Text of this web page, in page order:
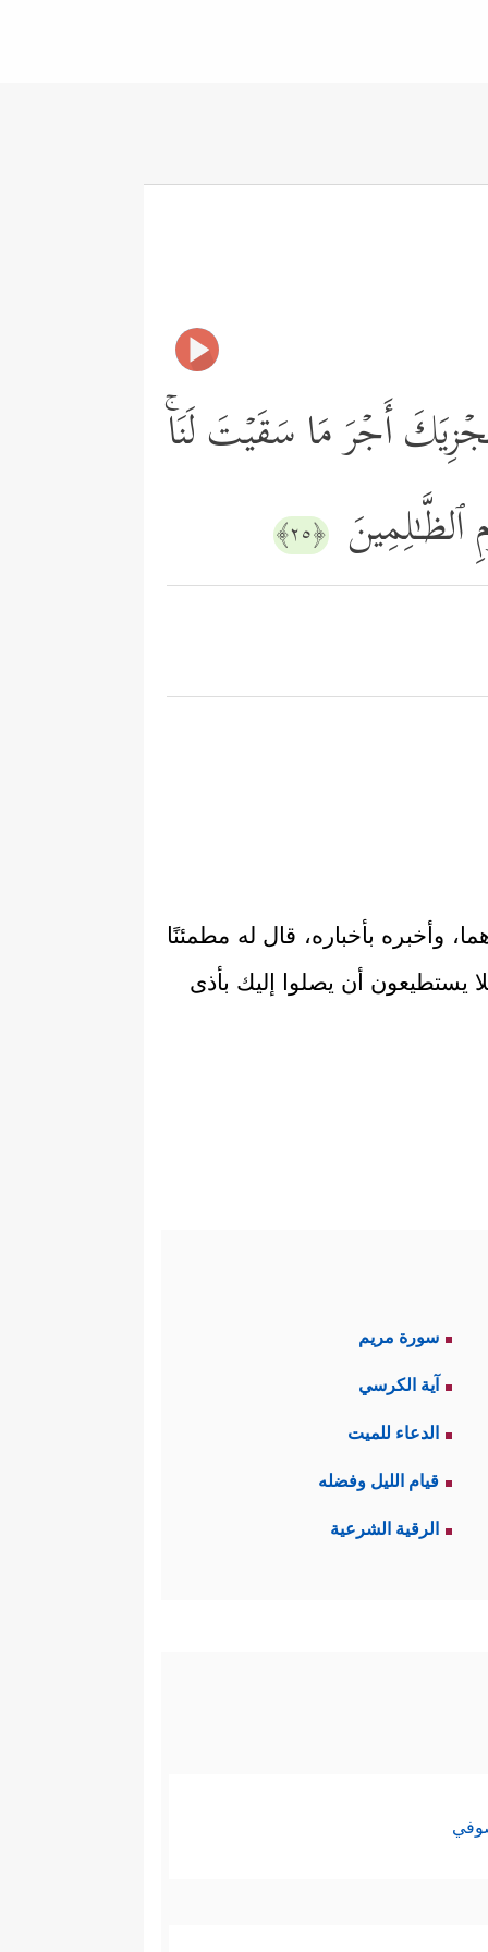
أَجۡرَ مَا سَقَیۡتَ لَنَاۚ
﴿٢٥﴾
وأخبره بأخباره، قال له مطمئنًا
يستطيعون أن يصلوا إليك بأذى
سورة مريم
آية الكرسي
الدعاء للميت
قيام الليل وفضله
الرقية الشرعية